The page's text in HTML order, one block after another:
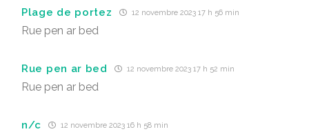
Plage de portez 12 novembre 2023 17 h 56 min
Rue pen ar bed
Rue pen ar bed 12 novembre 2023 17 h 52 min
Rue pen ar bed
n/c 12 novembre 2023 16 h 58 min